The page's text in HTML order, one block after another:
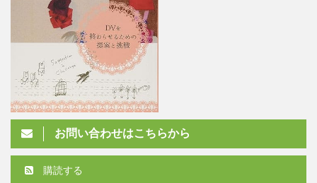
お問い合わせはこちらから
購読する